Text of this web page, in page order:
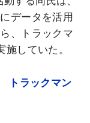
データを活用
、トラックマ
していた。
トラックマン